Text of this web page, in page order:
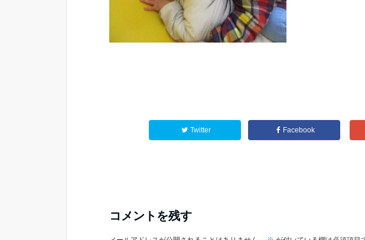
Twitter Facebook
コメントを残す